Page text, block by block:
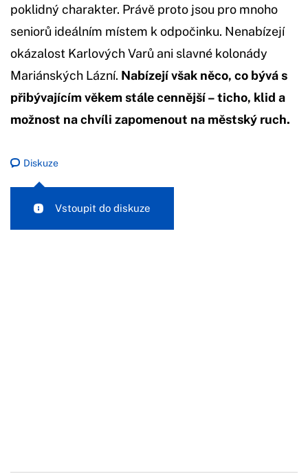
poklidný charakter. Právě proto jsou pro mnoho
seniorů ideálním místem k odpočinku. Nenabízejí
okázalost Karlových Varů ani slavné kolonády
Mariánských Lázní. Nabízejí však něco, co bývá s
přibývajícím věkem stále cennější – ticho, klid a
možnost na chvíli zapomenout na městský ruch.
Diskuze
Vstoupit do diskuze